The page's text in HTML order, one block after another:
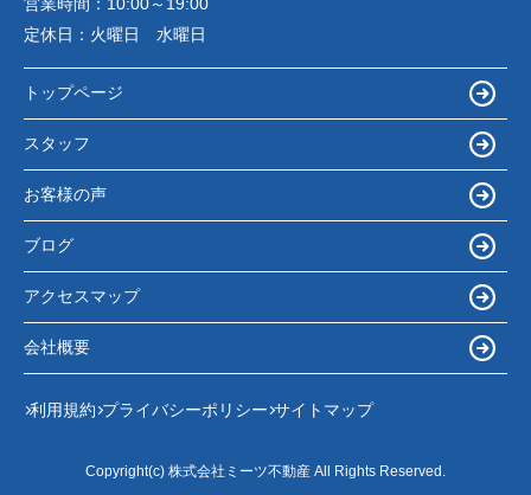
定休日： 火曜日 水曜日
トップページ
スタッフ
お客様の声
ブログ
アクセスマップ
会社概要
利用規約 プライバシーポリシー サイトマップ
Copyright(c) 株式会社ミーツ不動産 All Rights Reserved.